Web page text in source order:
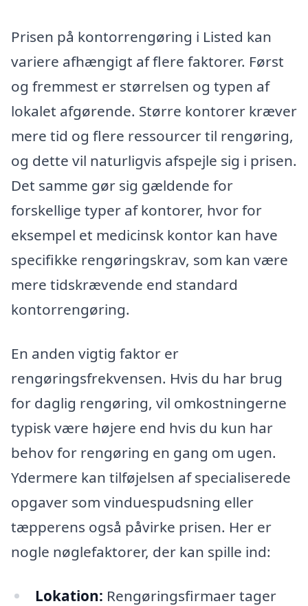
Prisen på kontorrengøring i Listed kan
variere afhængigt af flere faktorer. Først
og fremmest er størrelsen og typen af
lokalet afgørende. Større kontorer kræver
mere tid og flere ressourcer til rengøring,
og dette vil naturligvis afspejle sig i prisen.
Det samme gør sig gældende for
forskellige typer af kontorer, hvor for
eksempel et medicinsk kontor kan have
specifikke rengøringskrav, som kan være
mere tidskrævende end standard
kontorrengøring.
En anden vigtig faktor er
rengøringsfrekvensen. Hvis du har brug
for daglig rengøring, vil omkostningerne
typisk være højere end hvis du kun har
behov for rengøring en gang om ugen.
Ydermere kan tilføjelsen af specialiserede
opgaver som vinduespudsning eller
tæpperens også påvirke prisen. Her er
nogle nøglefaktorer, der kan spille ind:
Lokation: Rengøringsfirmaer tager